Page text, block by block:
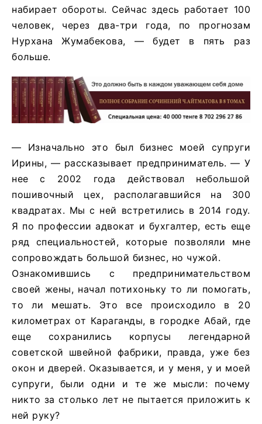
набирает обороты. Сейчас здесь работает 100
человек, через два-три года, по прогнозам
Нурхана Жумабекова, — будет в пять раз
больше.
— Изначально это был бизнес моей супруги
Ирины, — рассказывает предприниматель. — У
нее с 2002 года действовал небольшой
пошивочный цех, располагавшийся на 300
квадратах. Мы с ней встретились в 2014 году.
Я по профессии адвокат и бухгалтер, есть еще
ряд специальностей, которые позволяли мне
сопровождать большой бизнес, но чужой.
Ознакомившись с предпринимательством
своей жены, начал потихоньку то ли помогать,
то ли мешать. Это все происходило в 20
километрах от Караганды, в городке Абай, где
еще сохранились корпусы легендарной
советской швейной фабрики, правда, уже без
окон и дверей. Оказывается, и у меня, у и моей
супруги, были одни и те же мысли: почему
никто за столько лет не пытается приложить к
ней руку?